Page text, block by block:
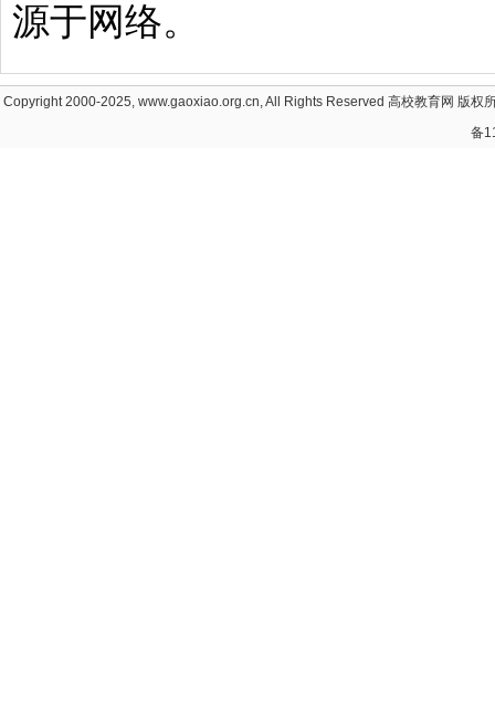
源于网络。
Copyright 2000-2025, www.gaoxiao.org.cn, All Rights Reserved 高校教育网 版权
备